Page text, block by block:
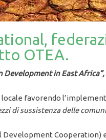
OTEA.
Development in East Africa”,
favorendo
di sussistenza delle